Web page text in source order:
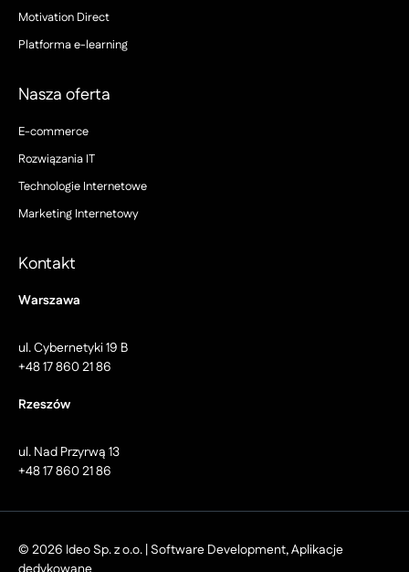
Motivation Direct
Platforma e-learning
Nasza oferta
E-commerce
Rozwiązania IT
Technologie Internetowe
Marketing Internetowy
Kontakt
Warszawa
ul. Cybernetyki 19 B
+48 17 860 21 86
Rzeszów
ul. Nad Przyrwą 13
+48 17 860 21 86
© 2026 Ideo Sp. z o.o. | Software Development, Aplikacje